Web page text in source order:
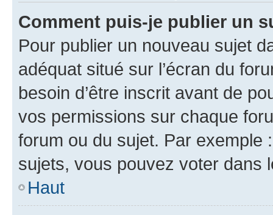
Comment puis-je publier un
Pour publier un nouveau sujet
adéquat situé sur l’écran du
besoin d’être inscrit avant de
vos permissions sur chaque
forum ou du sujet. Par exemple
sujets, vous pouvez voter dans
Haut